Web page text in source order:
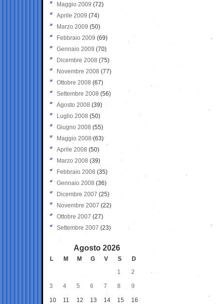
Maggio 2009 (72)
Aprile 2009 (74)
Marzo 2009 (50)
Febbraio 2009 (69)
Gennaio 2009 (70)
Dicembre 2008 (75)
Novembre 2008 (77)
Ottobre 2008 (67)
Settembre 2008 (56)
Agosto 2008 (39)
Luglio 2008 (50)
Giugno 2008 (55)
Maggio 2008(63)
Aprile 2008 (50)
Marzo 2008 (39)
Febbraio 2008 (35)
Gennaio 2008 (36)
Dicembre 2007 (25)
Novembre 2007 (22)
Ottobre 2007 (27)
Settembre 2007 (23)
Agosto 2026
L M M G V S
D
1
2
3 4 5 6 7 8 9
10 11 12 13 14 15 16